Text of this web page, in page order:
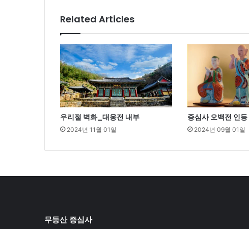
Related Articles
우리절 벽화_대웅전 내부
2024년 11월 01일
증심사 오백전 인등
2024년 09월 01일
무등산 증심사